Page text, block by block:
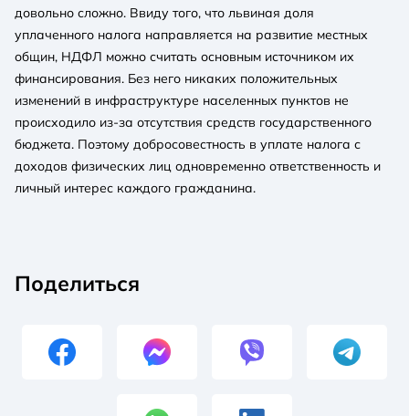
довольно сложно. Ввиду того, что львиная доля
уплаченного налога направляется на развитие местных
общин, НДФЛ можно считать основным источником их
финансирования. Без него никаких положительных
изменений в инфраструктуре населенных пунктов не
происходило из-за отсутствия средств государственного
бюджета. Поэтому добросовестность в уплате налога с
доходов физических лиц одновременно ответственность и
личный интерес каждого гражданина.
Поделиться